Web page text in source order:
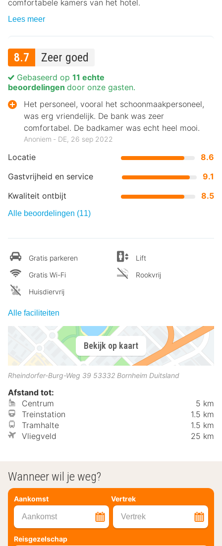
comfortabele kamers van het hotel.
Lees meer
8.7 Zeer goed
Locatie
8.6
Gastvrijheid en service
9.1
Kwaliteit ontbijt
8.5
Gebaseerd op 11 echte
beoordelingen door onze gasten.
Het personeel, vooral het schoonmaakpersoneel,
was erg vriendelijk. De bank was zeer
comfortabel. De badkamer was echt heel mooi.
Anoniem ‐ DE, 26 sep 2022
Alle beoordelingen (11)
Gratis parkeren
Gratis Wi-Fi
Huisdiervrij
Lift
Rookvrij
Alle faciliteiten
Bekijk op kaart
Rheindorfer-Burg-Weg 39 53332 Bornheim Duitsland
Afstand tot:
Centrum
5 km
Treinstation
1.5 km
Tramhalte
1.5 km
Vliegveld
25 km
Wanneer wil je weg?
Aankomst Vertrek
Aankomst Vertrek
Reisgezelschap